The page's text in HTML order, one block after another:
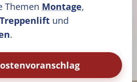
Themen Montage,
und
.